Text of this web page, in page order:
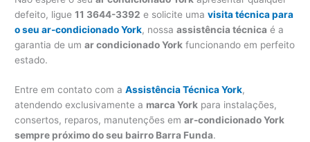
defeito, ligue11 3644-3392 e solicite umavisita técnica para
o seu ar-condicionado York, nossaassistência técnica é a
garantia de umar condicionado York funcionando em perfeito
estado.
Entre em contato com aAssistência Técnica York,
atendendo exclusivamente a marca York para instalações,
consertos, reparos, manutenções emar-condicionado York
sempre próximo do seu bairro Barra Funda.